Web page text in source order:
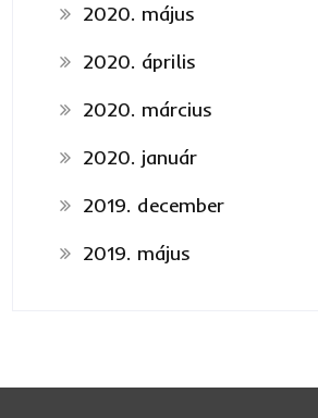
2020. május
2020. április
2020. március
2020. január
2019. december
2019. május